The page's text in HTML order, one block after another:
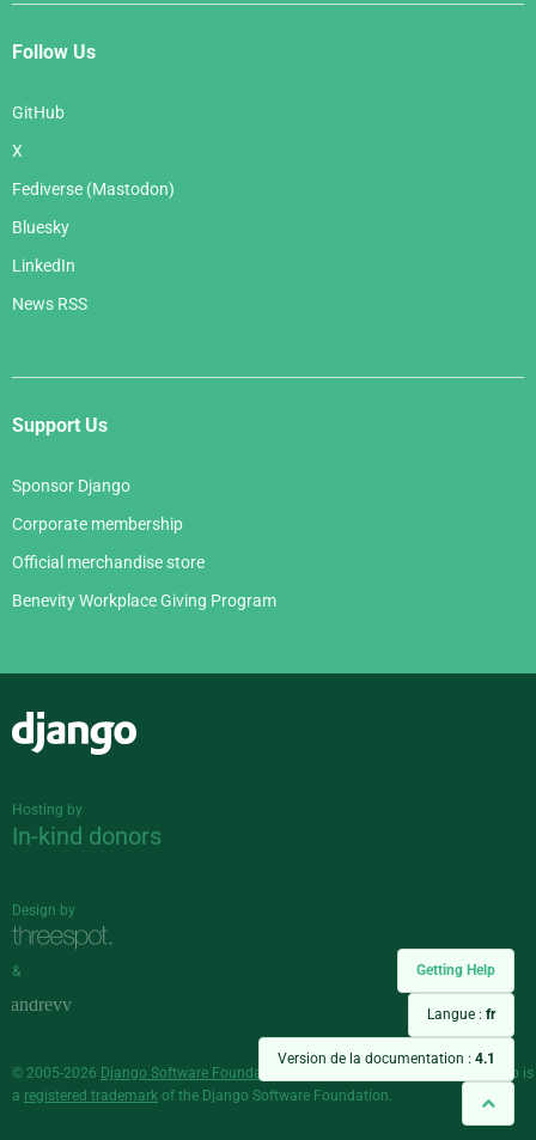
Getting Help
Langue : fr
Version de la documentation : 4.1
Follow Us
GitHub
X
Fediverse (Mastodon)
Bluesky
LinkedIn
News RSS
Support Us
Sponsor Django
Corporate membership
Official merchandise store
Benevity Workplace Giving Program
Hosting by
In-kind donors
Design by
&
© 2005-2026 Django Software Foundation
and individual contributors. Django is
a registered trademark of the Django Software Foundation.